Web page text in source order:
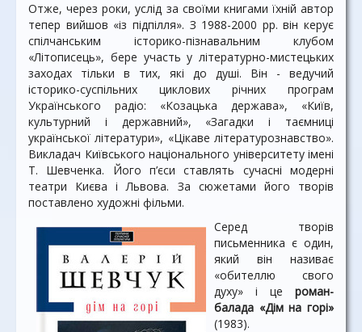
Отже, через роки, услід за своїми книгами їхній автор
тепер вийшов «із підпілля». З 1988-2000 рр. він керує
спілчанським історико-пізнавальним клубом
«Літописець», бере участь у літературно-мистецьких
заходах тільки в тих, які до душі. Він - ведучий
історико-суспільних циклових річних програм
Українського радіо: «Козацька держава», «Київ,
культурний і державний», «Загадки і таємниці
української літератури», «Цікаве літературознавство».
Викладач Київського національного університету імені
Т. Шевченка. Його п’єси ставлять сучасні модерні
театри Києва і Львова. За сюжетами його творів
поставлено художні фільми.
Серед творів
письменника є один,
який він називає
«обителлю свого
духу» і це роман-
балада «Дім на горі»
(1983).